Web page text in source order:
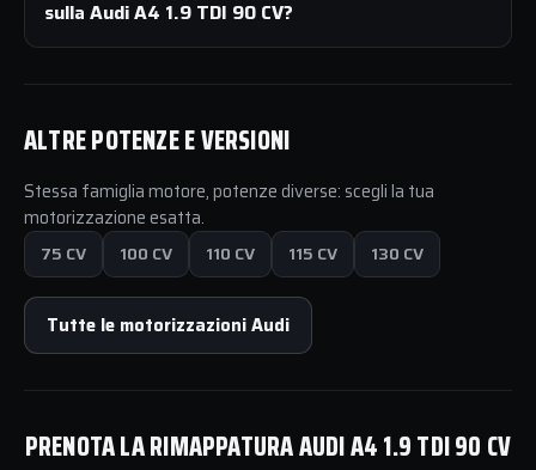
sulla Audi A4 1.9 TDI 90 CV?
ALTRE POTENZE E VERSIONI
Stessa famiglia motore, potenze diverse: scegli la tua
motorizzazione esatta.
75 CV
100 CV 110 CV 115 CV 130 CV
Tutte le motorizzazioni Audi
PRENOTA LA RIMAPPATURA AUDI A4 1.9 TDI 90 CV